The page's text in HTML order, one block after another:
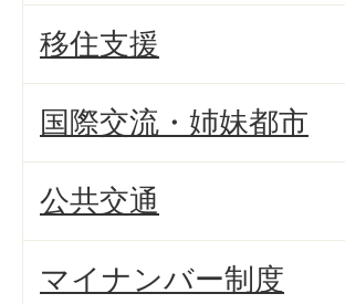
移住支援
国際交流・姉妹都市
公共交通
マイナンバー制度